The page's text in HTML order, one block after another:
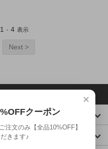
1 - 4 表示
Next >
×
クーポン
注文のみ【全品10%OFF】
きます♪